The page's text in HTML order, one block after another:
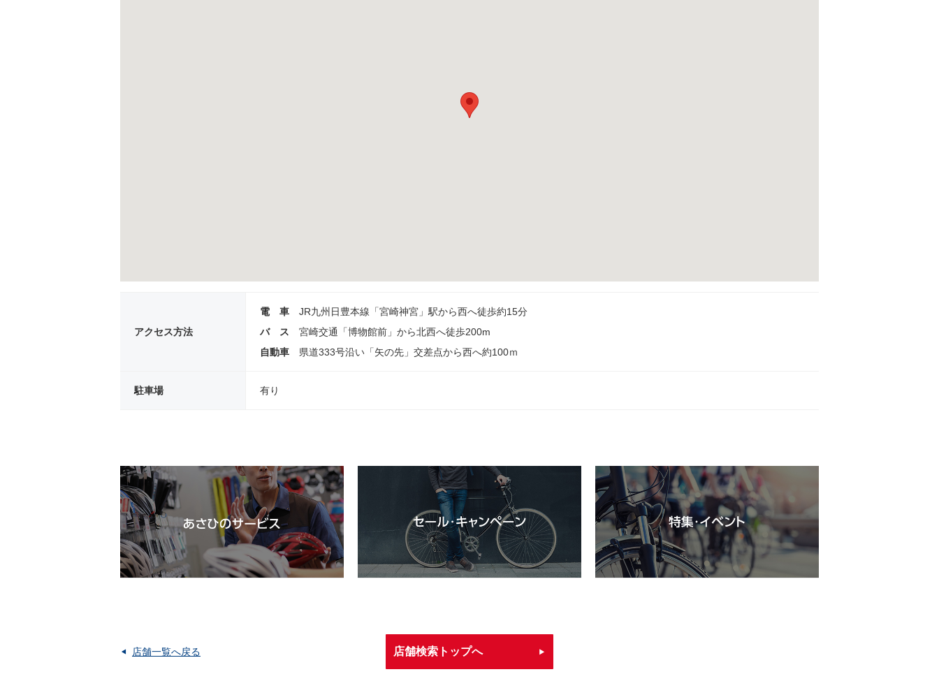
アクセス方法
電 車
JR九州日豊本線「宮崎神宮」駅から西へ徒歩約15分
バ ス
宮崎交通「博物館前」から北西へ徒歩200m
自動車
県道333号沿い「矢の先」交差点から西へ約100ｍ
駐車場 有り
店舗検索トップへ
店舗一覧へ戻る